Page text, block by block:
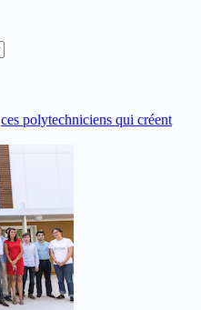
ces polytechniciens qui créent